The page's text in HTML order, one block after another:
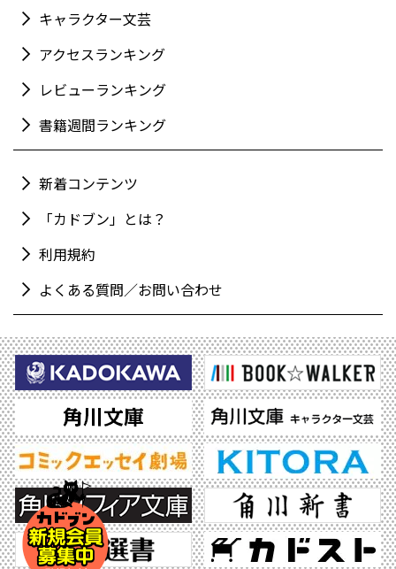
キャラクター文芸
アクセスランキング
レビューランキング
書籍週間ランキング
新着コンテンツ
「カドブン」とは？
利用規約
よくある質問／お問い合わせ